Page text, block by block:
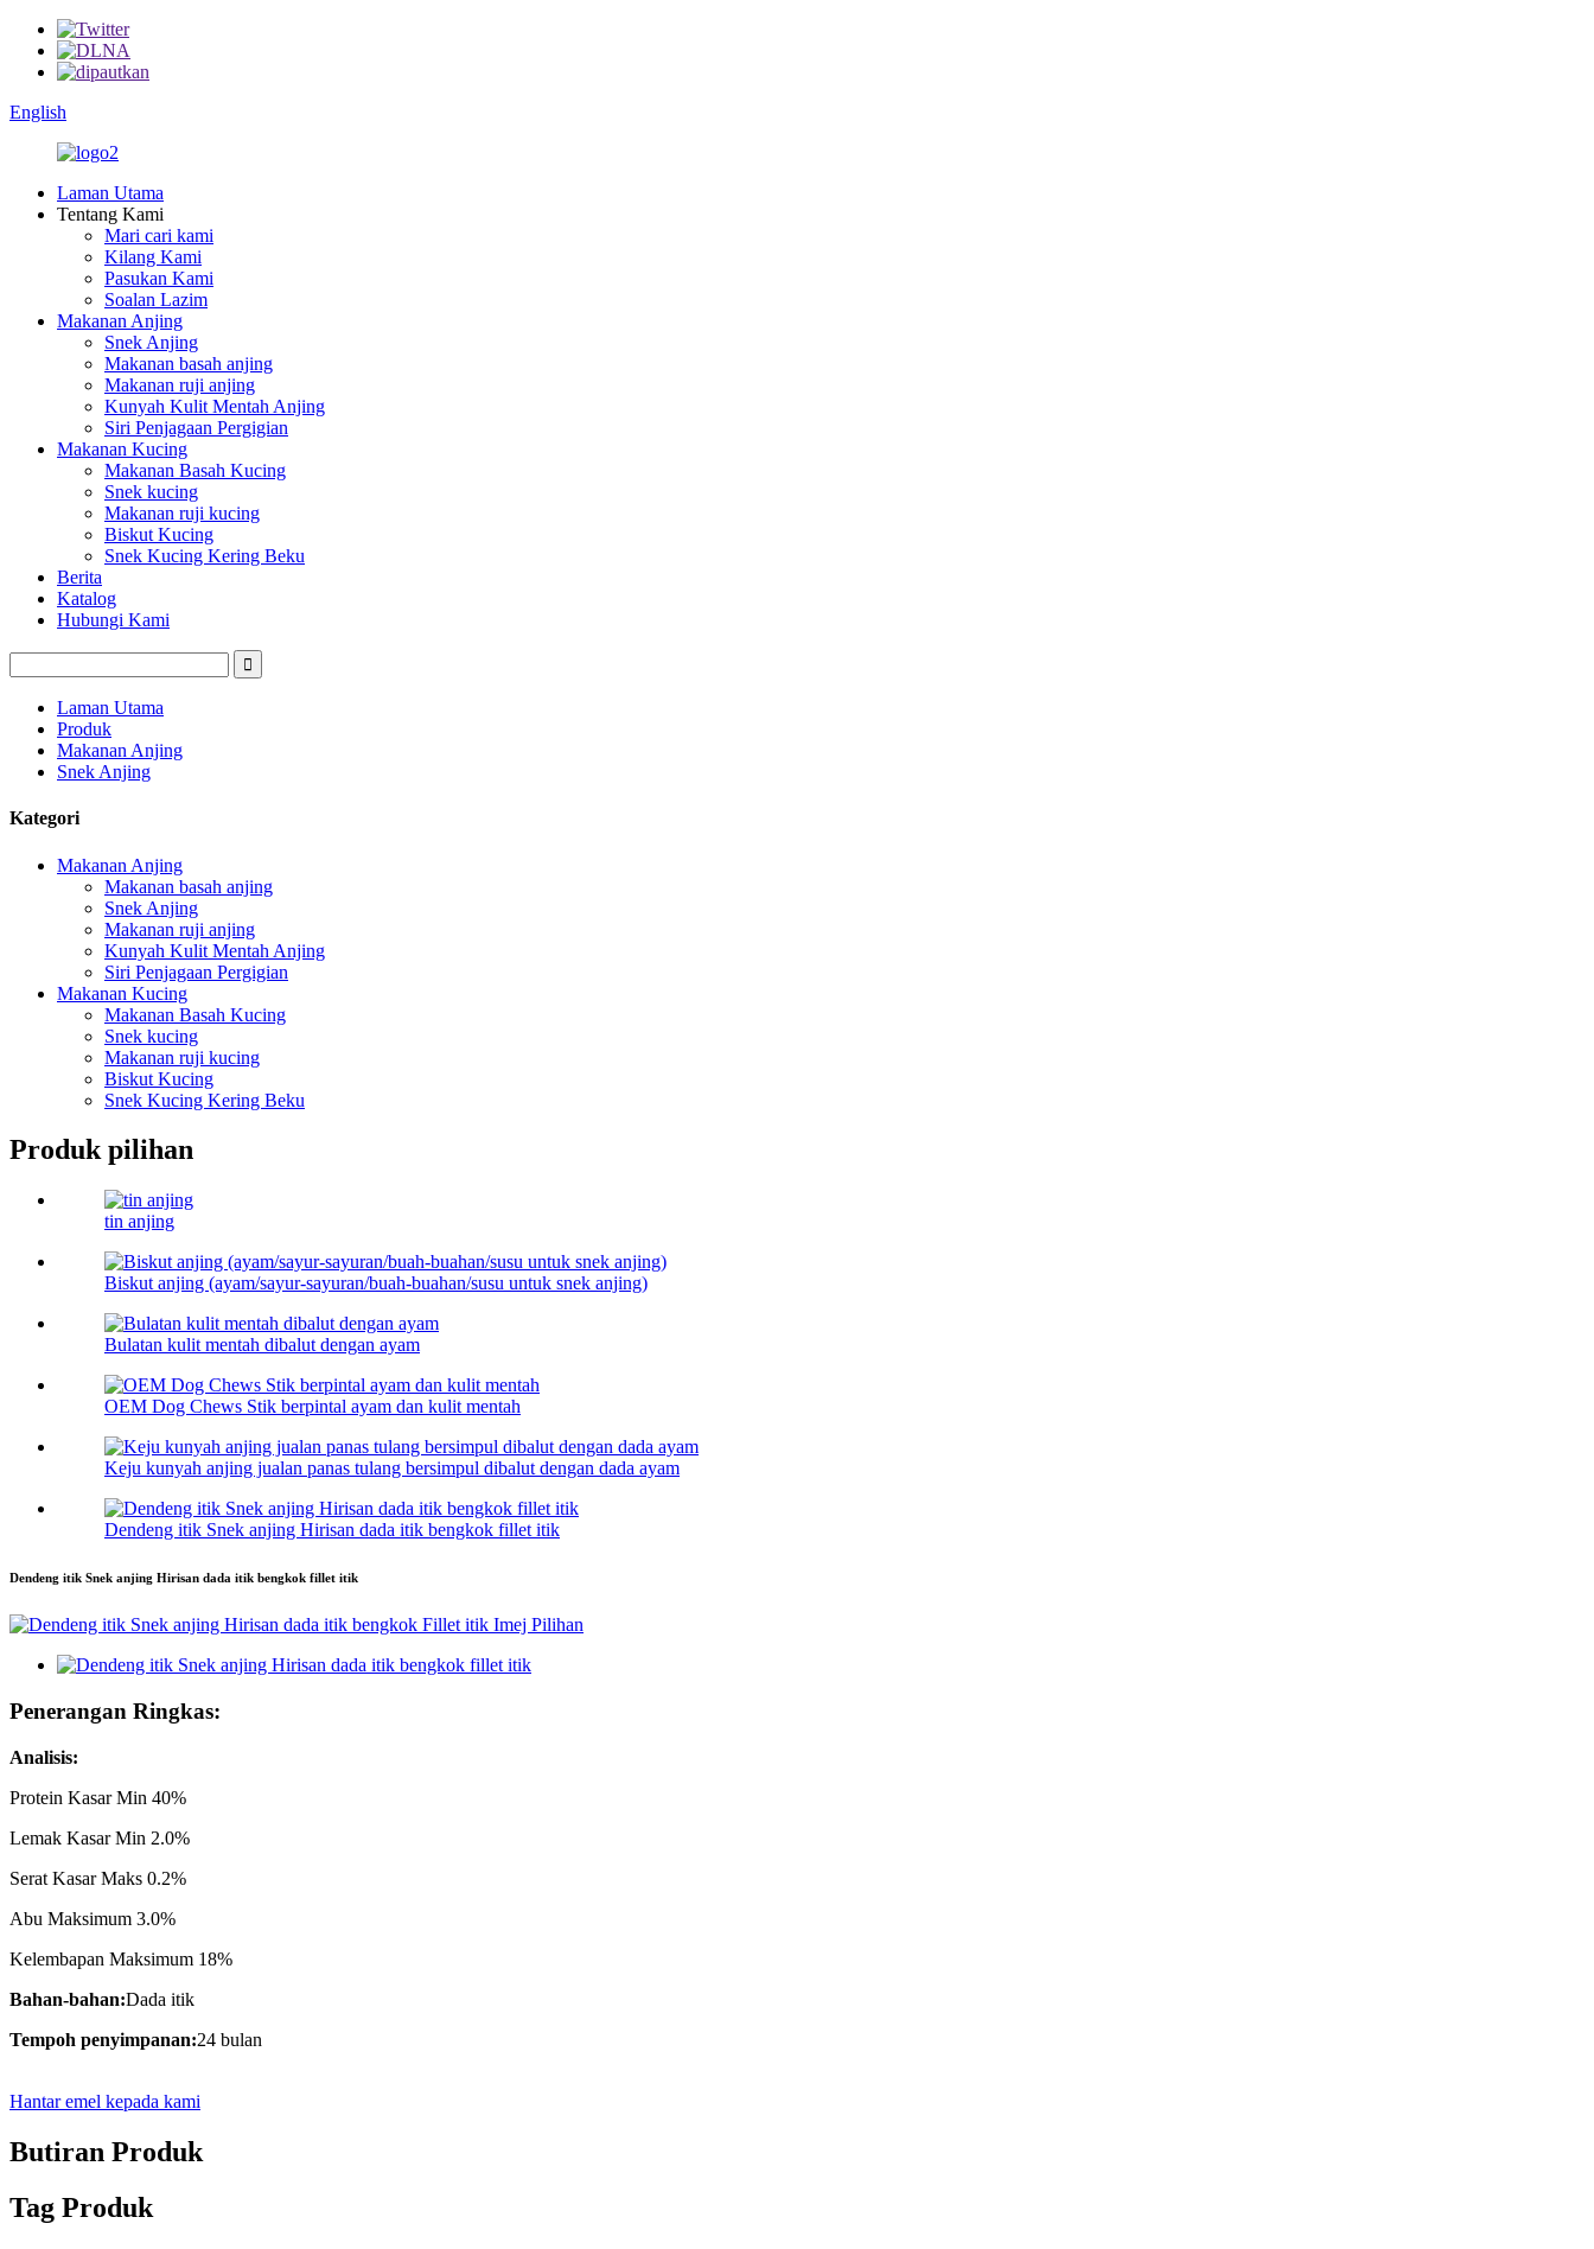
English
Laman Utama
Tentang Kami
Mari cari kami
Kilang Kami
Pasukan Kami
Soalan Lazim
Makanan Anjing
Snek Anjing
Makanan basah anjing
Makanan ruji anjing
Kunyah Kulit Mentah Anjing
Siri Penjagaan Pergigian
Makanan Kucing
Makanan Basah Kucing
Snek kucing
Makanan ruji kucing
Biskut Kucing
Snek Kucing Kering Beku
Berita
Katalog
Hubungi Kami
Laman Utama
Produk
Makanan Anjing
Snek Anjing
Kategori
Makanan Anjing
Makanan basah anjing
Snek Anjing
Makanan ruji anjing
Kunyah Kulit Mentah Anjing
Siri Penjagaan Pergigian
Makanan Kucing
Makanan Basah Kucing
Snek kucing
Makanan ruji kucing
Biskut Kucing
Snek Kucing Kering Beku
Produk pilihan
tin anjing
Biskut anjing (ayam/sayur-sayuran/buah-buahan/susu untuk snek anjing)
Bulatan kulit mentah dibalut dengan ayam
OEM Dog Chews Stik berpintal ayam dan kulit mentah
Keju kunyah anjing jualan panas tulang bersimpul dibalut dengan dada ayam
Dendeng itik Snek anjing Hirisan dada itik bengkok fillet itik
Dendeng itik Snek anjing Hirisan dada itik bengkok fillet itik
Penerangan Ringkas:
Analisis:
Protein Kasar Min 40%
Lemak Kasar Min 2.0%
Serat Kasar Maks 0.2%
Abu Maksimum 3.0%
Kelembapan Maksimum 18%
Bahan-bahan:Dada itik
Tempoh penyimpanan:24 bulan
Hantar emel kepada kami
Butiran Produk
Tag Produk